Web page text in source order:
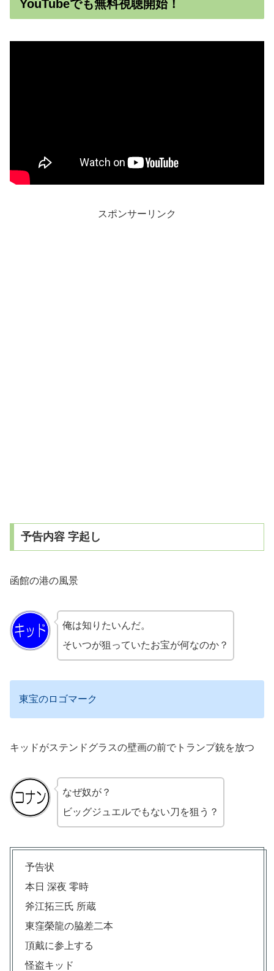
YouTubeでも無料視聴開始！
スポンサーリンク
予告内容 字起し
函館の港の風景
俺は知りたいんだ。
そいつが狙っていたお宝が何なのか？
東宝のロゴマーク
キッドがステンドグラスの壁画の前でトランプ銃を放つ
なぜ奴が？
ビッグジュエルでもない刀を狙う？
予告状
本日 深夜 零時
斧江拓三氏 所蔵
東窪榮龍の脇差二本
頂戴に参上する
怪盗キッド